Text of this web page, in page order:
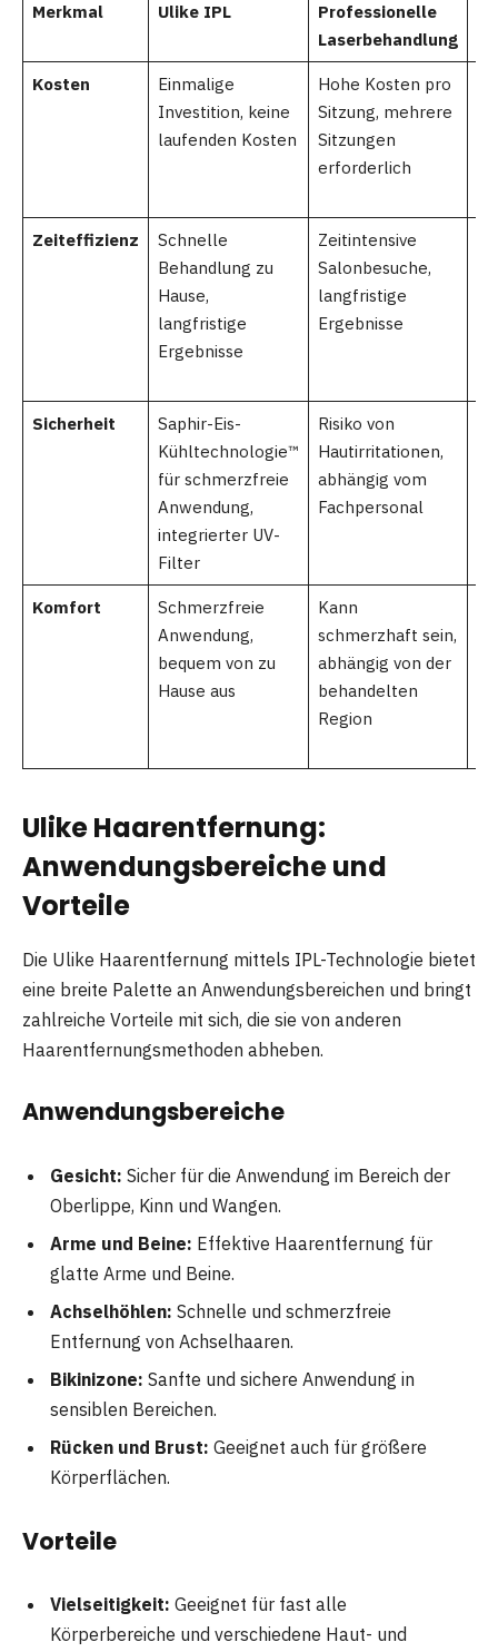
Merkmal Ulike IPL
Professionelle
Laserbehandlung
Kosten
Einmalige
Investition, keine
laufenden Kosten
Hohe Kosten pro
Sitzung, mehrere
Sitzungen
erforderlich
Zeiteffizienz
Schnelle
Behandlung zu
Hause,
langfristige
Ergebnisse
Zeitintensive
Salonbesuche,
langfristige
Ergebnisse
Sicherheit
Saphir-Eis-
Kühltechnologie™
für schmerzfreie
Anwendung,
integrierter UV-
Filter
Risiko von
Hautirritationen,
abhängig vom
Fachpersonal
Komfort
Schmerzfreie
Anwendung,
bequem von zu
Hause aus
Kann
schmerzhaft sein,
abhängig von der
behandelten
Region
Ulike Haarentfernung:
Anwendungsbereiche und
Vorteile
Die Ulike Haarentfernung mittels IPL-Technologie bietet
eine breite Palette an Anwendungsbereichen und bringt
zahlreiche Vorteile mit sich, die sie von anderen
Haarentfernungsmethoden abheben.
Anwendungsbereiche
Gesicht: Sicher für die Anwendung im Bereich der
Oberlippe, Kinn und Wangen.
Arme und Beine: Effektive Haarentfernung für
glatte Arme und Beine.
Achselhöhlen: Schnelle und schmerzfreie
Entfernung von Achselhaaren.
Bikinizone: Sanfte und sichere Anwendung in
sensiblen Bereichen.
Rücken und Brust: Geeignet auch für größere
Körperflächen.
Vorteile
Vielseitigkeit: Geeignet für fast alle
Körperbereiche und verschiedene Haut- und